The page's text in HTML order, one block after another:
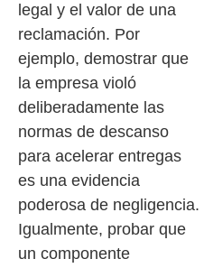
legal y el valor de una
reclamación. Por
ejemplo, demostrar que
la empresa violó
deliberadamente las
normas de descanso
para acelerar entregas
es una evidencia
poderosa de negligencia.
Igualmente, probar que
un componente